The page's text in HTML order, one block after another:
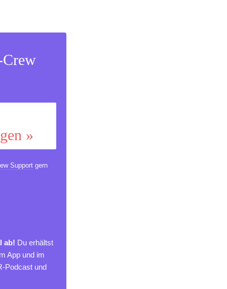
»
Supportgern
ab! Du erhältst
App und im
Podcast und